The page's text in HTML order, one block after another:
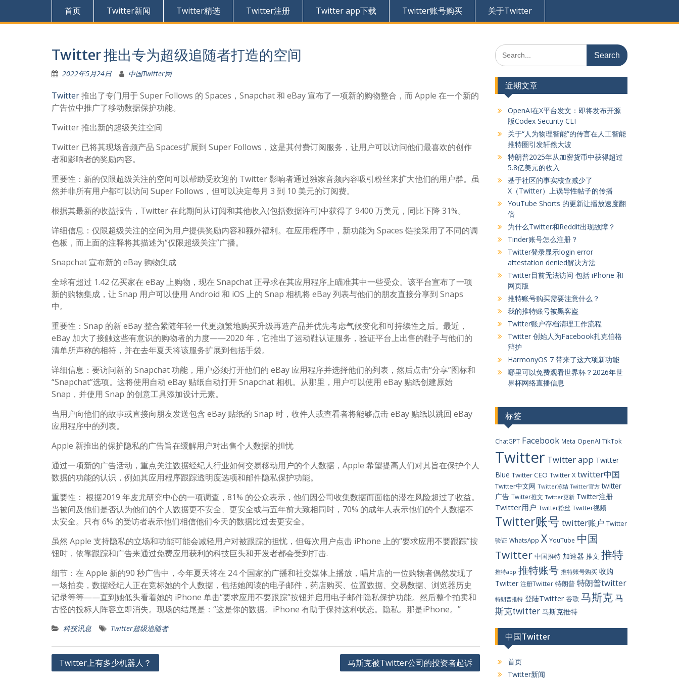
首页 Twitter新闻 Twitter精选 Twitter注册 Twitter app下载 Twitter账号购买 关于Twitter
Twitter 推出专为超级追随者打造的空间
2022年5月24日 中国Twitter网
Twitter推出了专门用于 Super Follows 的 Spaces，Snapchat 和 eBay 宣布了一项新的购物整合，而 Apple 在一个新的
广告位中推广了移动数据保护功能。
Twitter 推出新的超级关注空间
Twitter 已将其现场音频产品 Spaces扩展到 Super Follows，这是其付费订阅服务，让用户可以访问他们最喜欢的创作
者和影响者的奖励内容。
重要性：新的仅限超级关注的空间可以帮助受欢迎的 Twitter 影响者通过独家音频内容吸引粉丝来扩大他们的用户群。虽
然并非所有用户都可以访问 Super Follows，但可以决定每月 3 到 10 美元的订阅费。
根据其最新的收益报告，Twitter 在此期间从订阅和其他收入(包括数据许可)中获得了 9400 万美元，同比下降 31%。
详细信息：仅限超级关注的空间为用户提供奖励内容和额外福利。在应用程序中，新功能为 Spaces 链接采用了不同的调
色板，而上面的注释将其描述为“仅限超级关注”广播。
Snapchat 宣布新的 eBay 购物集成
全球有超过 1.42 亿买家在 eBay 上购物，现在 Snapchat 正寻求在其应用程序上瞄准其中一些受众。该平台宣布了一项
新的购物集成，让 Snap 用户可以使用 Android 和 iOS 上的 Snap 相机将 eBay 列表与他们的朋友直接分享到 Snaps
中。
重要性：Snap 的新 eBay 整合紧随年轻一代更频繁地购买升级再造产品并优先考虑气候变化和可持续性之后。最近，
eBay 加大了接触这些有意识的购物者的力度——2020 年，它推出了运动鞋认证服务，验证平台上出售的鞋子与他们的
清单所声称的相符，并在去年夏天将该服务扩展到包括手袋。
详细信息：要访问新的 Snapchat 功能，用户必须打开他们的 eBay 应用程序并选择他们的列表，然后点击“分享”图标和
“Snapchat”选项。这将使用自动 eBay 贴纸自动打开 Snapchat 相机。从那里，用户可以使用 eBay 贴纸创建原始
Snap，并使用 Snap 的创意工具添加设计元素。
当用户向他们的故事或直接向朋友发送包含 eBay 贴纸的 Snap 时，收件人或查看者将能够点击 eBay 贴纸以跳回 eBay
应用程序中的列表。
Apple 新推出的保护隐私的广告旨在缓解用户对出售个人数据的担忧
通过一项新的广告活动，重点关注数据经纪人行业如何交易移动用户的个人数据，Apple 希望提高人们对其旨在保护个人
数据的功能的认识，例如其应用程序跟踪透明度选项和邮件隐私保护功能。
重要性： 根据2019 年皮尤研究中心的一项调查，81% 的公众表示，他们因公司收集数据而面临的潜在风险超过了收益。
当被问及他们是否认为他们的个人数据更不安全、更安全或与五年前大致相同时，70% 的成年人表示他们的个人数据不
太安全。只有 6% 的受访者表示他们相信他们今天的数据比过去更安全。
虽然 Apple 支持隐私的立场和功能可能会减轻用户对被跟踪的担忧，但每次用户点击 iPhone 上的“要求应用不要跟踪”按
钮时，依靠跟踪和广告来通过免费应用获利的科技巨头和开发者都会受到打击.
细节：在 Apple 新的90 秒广告中，今年夏天将在 24 个国家的广播和社交媒体上播放，唱片店的一位购物者偶然发现了
一场拍卖，数据经纪人正在竞标她的个人数据，包括她阅读的电子邮件，药店购买、位置数据、交易数据、浏览器历史
记录等等——直到她低头看着她的 iPhone 单击“要求应用不要跟踪”按钮并启用电子邮件隐私保护功能。然后整个拍卖和
古怪的投标人阵容立即消失。现场的结尾是：“这是你的数据。iPhone 有助于保持这种状态。隐私。那是iPhone。”
科技讯息 Twitter超级追随者
文Twitter上有多少机器人？ 马斯克被Twitter公司的投资者起诉
Search
for:
近期文章
OpenAI在X平台发文：即将发布开源
版Codex Security CLI
关于“人为物理智能”的传言在人工智能
推特圈引发轩然大波
特朗普2025年从加密货币中获得超过
5.8亿美元的收入
基于社区的事实核查减少了
X（Twitter）上误导性帖子的传播
YouTube Shorts 的更新让播放速度翻
倍
为什么Twitter和Reddit出现故障？
Tinder账号怎么注册？
Twitter登录显示login error
attestation denied解决方法
Twitter目前无法访问 包括 iPhone 和
网页版
推特账号购买需要注意什么？
我的推特账号被黑客盗
Twitter账户存档清理工作流程
Twitter 创始人为Facebook扎克伯格
辩护
HarmonyOS 7 带来了这六项新功能
哪里可以免费观看世界杯？2026年世
界杯网络直播信息
标签
ChatGPT Facebook Meta OpenAI TikTok
Twitter Twitter app Twitter
Blue Twitter CEO Twitter X twitter中国
Twitter中文网 Twitter冻结 Twitter官方 twitter
广告 Twitter推文 Twitter更新 Twitter注册
Twitter用户 Twitter粉丝 Twitter视频
Twitter账号 twitter账户 Twitter
验证 WhatsApp X YouTube 中国
Twitter 中国推特 加速器 推文 推特
推特app 推特账号 推特账号购买 收购
Twitter 注册Twitter 特朗普 特朗普twitter
特朗普推特 登陆Twitter 谷歌 马斯克马
斯克twitter 马斯克推特
中国Twitter
首页
Twitter新闻